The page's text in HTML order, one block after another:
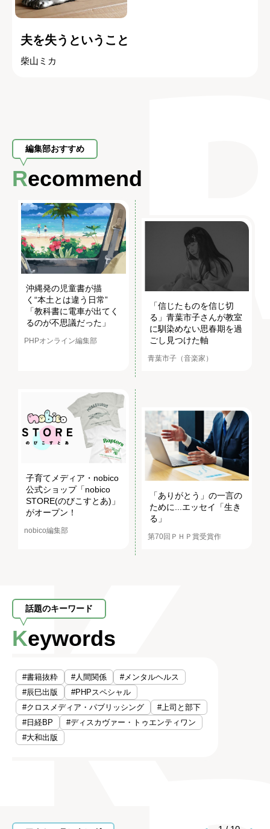
夫を失うということ
柴山ミカ
編集部おすすめ
Recommend
沖縄発の児童書が描
く“本土とは違う日常”
「教科書に電車が出てく
るのが不思議だった」
PHPオンライン編集部
「信じたものを信じ切
る」青葉市子さんが教室
に馴染めない思春期を過
ごし見つけた軸
青葉市子（音楽家）
子育てメディア・nobico
公式ショップ「nobico
STORE(のびこすとあ)」
がオープン！
nobico編集部
「ありがとう」の一言の
ために...エッセイ「生き
る」
第70回ＰＨＰ賞受賞作
話題のキーワード
Keywords
#書籍抜粋 #人間関係
#メンタルヘルス
#辰巳出版
#PHPスペシャル
#クロスメディア・パブリッシング
#上司と部下
#日経BP
#ディスカヴァー・トゥエンティワン
#大和出版